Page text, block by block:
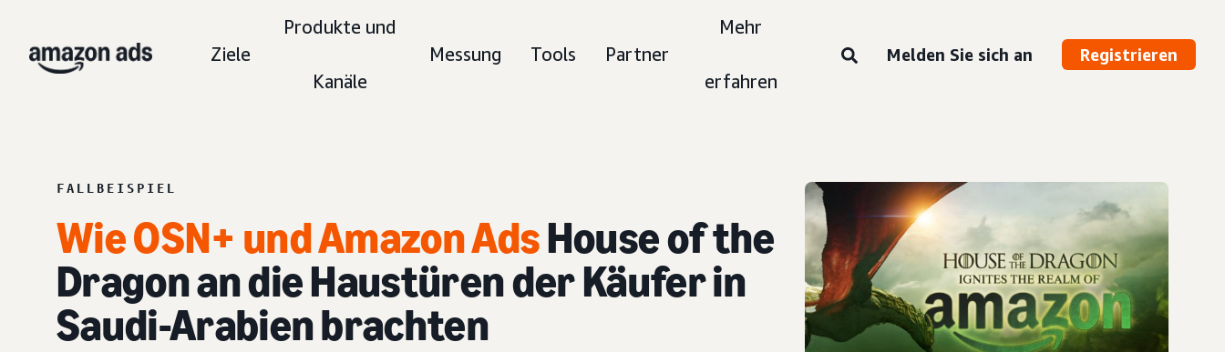
Ziele
Produkte und
Kanäle
Messung Tools Partner
Mehr
erfahren
Melden Sie sich an Registrieren
FALLBEISPIEL
Wie OSN+ und Amazon AdsHouse of the
Dragon an die Haustüren der Käufer in
Saudi-Arabien brachten